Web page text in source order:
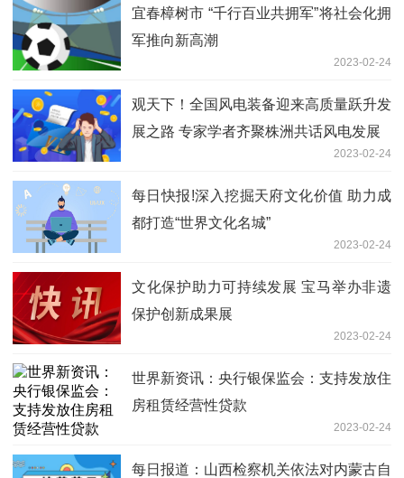
宜春樟树市 “千行百业共拥军”将社会化拥
军推向新高潮
2023-02-24
观天下！全国风电装备迎来高质量跃升发
展之路 专家学者齐聚株洲共话风电发展
2023-02-24
每日快报!深入挖掘天府文化价值 助力成
都打造“世界文化名城”
2023-02-24
文化保护助力可持续发展 宝马举办非遗
保护创新成果展
2023-02-24
世界新资讯：央行银保监会：支持发放住
房租赁经营性贷款
2023-02-24
每日报道：山西检察机关依法对内蒙古自